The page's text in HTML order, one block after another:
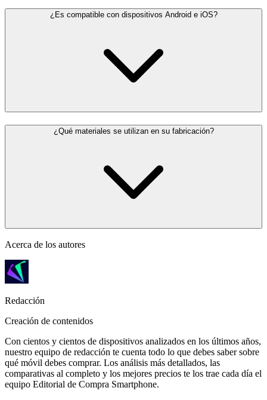
¿Es compatible con dispositivos Android e iOS?
¿Qué materiales se utilizan en su fabricación?
Acerca de los autores
Redacción
Creación de contenidos
Con cientos y cientos de dispositivos analizados en los últimos años,
nuestro equipo de redacción te cuenta todo lo que debes saber sobre
qué móvil debes comprar. Los análisis más detallados, las
comparativas al completo y los mejores precios te los trae cada día el
equipo Editorial de Compra Smartphone.